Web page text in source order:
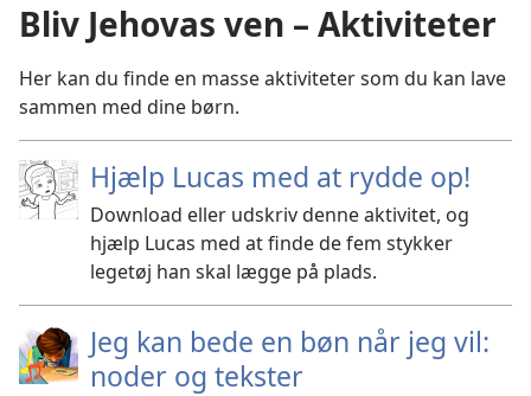
Bliv Jehovas ven – Aktiviteter
Her kan du finde en masse aktiviteter som du kan lave
sammen med dine børn.
Hjælp Lucas med at rydde op!
Download eller udskriv denne aktivitet, og
hjælp Lucas med at finde de fem stykker
legetøj han skal lægge på plads.
Jeg kan bede en bøn når jeg vil:
noder og tekster